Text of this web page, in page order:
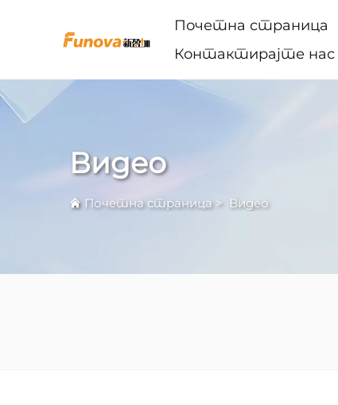
Почетна страница
Контактирајте нас
Видео
Почетна страница> Видео